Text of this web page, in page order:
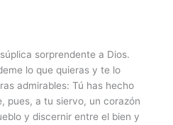
sorprendente a Dios.
lo que quieras y te lo
admirables: Tú has hecho
pues, a tu siervo, un corazón
y discernir entre el bien y